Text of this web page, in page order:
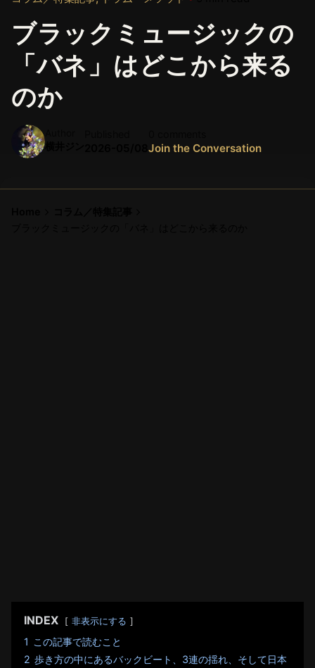
ブラックミュージックの
「バネ」はどこから来る
のか
Join the Conversation
INDEX 非表示にする
1 この記事で読むこと
2 歩き方の中にあるバックビート、3連の揺れ、そして日本